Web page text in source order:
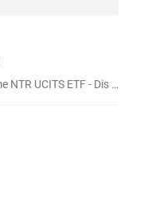
Lyxor SG Global Quality Income NTR UCITS ETF - Dis (Acc, GBp)